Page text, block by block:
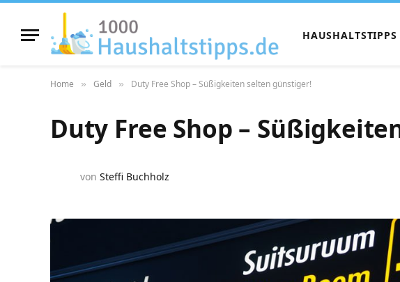
HAUSHALTSTIPPS
Home » Geld » Duty Free Shop – Süßigkeiten selten günstiger!
Duty Free Shop –
von Steffi Buchholz